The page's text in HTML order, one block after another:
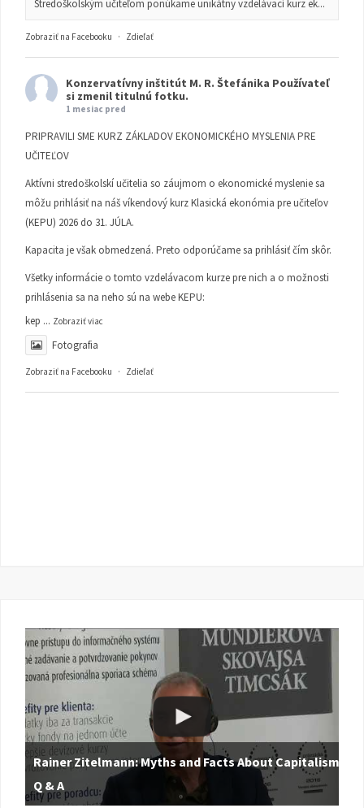
Stredoškolským učiteľom ponúkame unikátny vzdelávací kurz ek...
Zobraziť na Facebooku · Zdieľať
Konzervatívny inštitút M. R. Štefánika Používateľ
si zmenil titulnú fotku.
1 mesiac pred
PRIPRAVILI SME KURZ ZÁKLADOV EKONOMICKÉHO MYSLENIA PRE
UČITEĽOV
Aktívni stredoškolskí učitelia so záujmom o ekonomické myslenie sa
môžu prihlásiť na náš víkendový kurz Klasická ekonómia pre učiteľov
(KEPU) 2026 do 31. JÚLA.
Kapacita je však obmedzená. Preto odporúčame sa prihlásiť čím skôr.
Všetky informácie o tomto vzdelávacom kurze pre nich a o možnosti
prihlásenia sa na neho sú na webe KEPU:
kep ... Zobraziť viac
Fotografia
Zobraziť na Facebooku · Zdieľať
Rainer Zitelmann: Myths and Facts About Capitalism |
Q & A